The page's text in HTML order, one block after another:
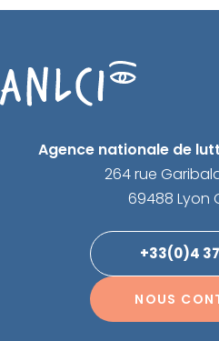
Agence nationale de
264 rue
69488 Lyon
+33(0)4
NOUS